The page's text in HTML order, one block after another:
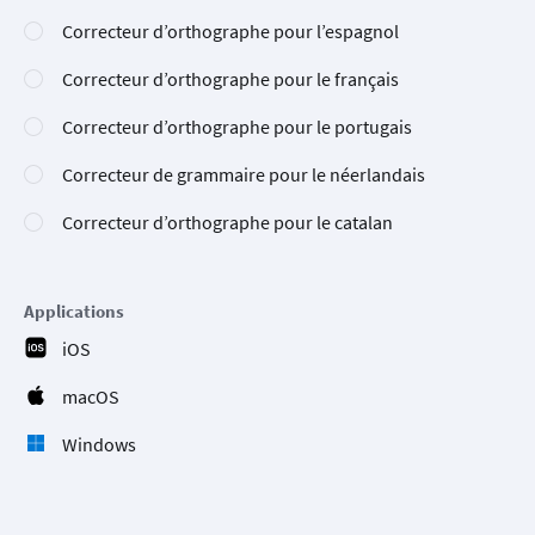
Correcteur d’orthographe pour l’espagnol
Correcteur d’orthographe pour le français
Correcteur d’orthographe pour le portugais
Correcteur de grammaire pour le néerlandais
Correcteur d’orthographe pour le catalan
Applications
iOS
macOS
Windows